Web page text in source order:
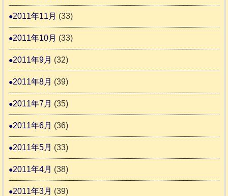
2011年11月 (33)
2011年10月 (33)
2011年9月 (32)
2011年8月 (39)
2011年7月 (35)
2011年6月 (36)
2011年5月 (33)
2011年4月 (38)
2011年3月 (39)